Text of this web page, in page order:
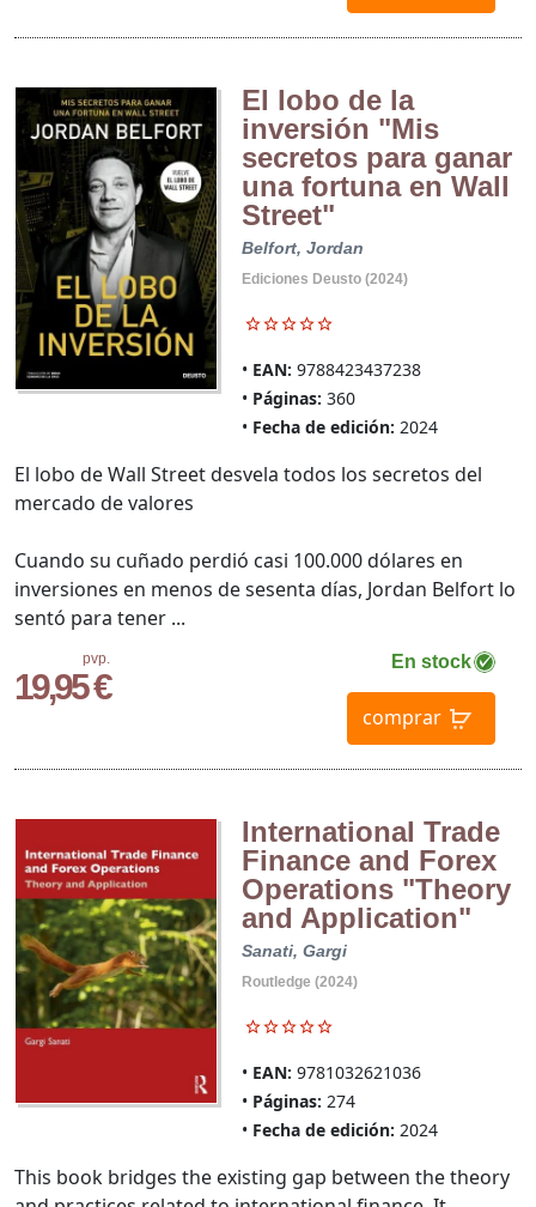
El lobo de la
inversión "Mis
secretos para ganar
una fortuna en Wall
Street"
Belfort, Jordan
Ediciones Deusto (2024)
EAN: 9788423437238
Páginas: 360
Fecha de edición: 2024
pvp.
19,95 €
En stock
comprar
El lobo de Wall Street desvela todos los secretos del
mercado de valores
Cuando su cuñado perdió casi 100.000 dólares en
inversiones en menos de sesenta días, Jordan Belfort lo
sentó para tener ...
International Trade
Finance and Forex
Operations "Theory
and Application"
Sanati, Gargi
Routledge (2024)
EAN: 9781032621036
Páginas: 274
Fecha de edición: 2024
This book bridges the existing gap between the theory